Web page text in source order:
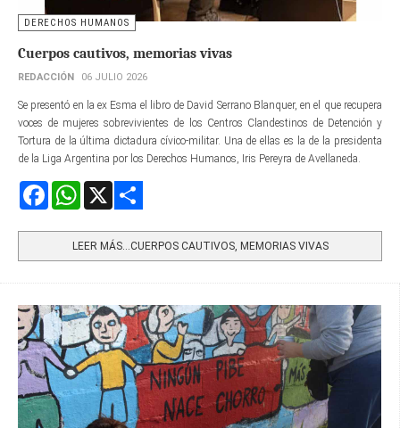
DERECHOS HUMANOS
Cuerpos cautivos, memorias vivas
REDACCIÓN 06 JULIO 2026
Se presentó en la ex Esma el libro de David Serrano Blanquer, en el que recupera
voces de mujeres sobrevivientes de los Centros Clandestinos de Detención y
Tortura de la última dictadura cívico-militar. Una de ellas es la de la presidenta
de la Liga Argentina por los Derechos Humanos, Iris Pereyra de Avellaneda.
FacebookWhatsApp
LEER MÁS…CUERPOS CAUTIVOS, MEMORIAS VIVAS